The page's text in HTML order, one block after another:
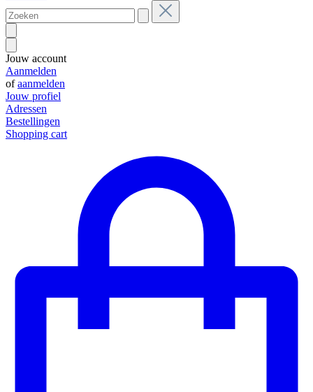
Jouw account
Aanmelden
ofaanmelden
Jouw profiel
Adressen
Bestellingen
Shopping cart